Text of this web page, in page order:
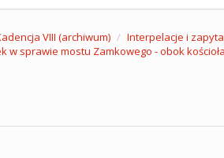
VIII (archiwum) Interpelacje i
w sprawie mostu Zamkowego - obok